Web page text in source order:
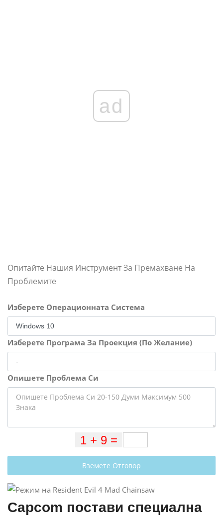
ad
Опитайте Нашия Инструмент За Премахване На
Проблемите
Изберете Операционната Система
Изберете Програма За Проекция (По Желание)
Опишете Проблема Си
Вземете Отговор
Capcom постави специална